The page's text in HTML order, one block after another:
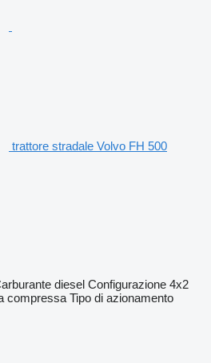
trattore stradale Volvo FH 500
diesel Configurazione 4x2
compressa Tipo di azionamento